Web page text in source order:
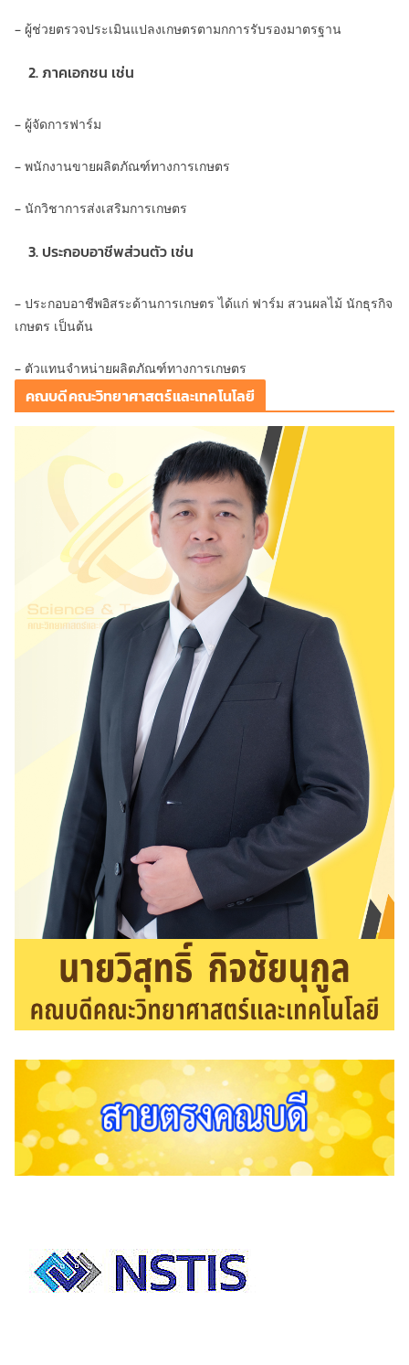
– ผู้ช่วยตรวจประเมินแปลงเกษตรตามกการรับรองมาตรฐาน
ภาคเอกชน เช่น
– ผู้จัดการฟาร์ม
– พนักงานขายผลิตภัณฑ์ทางการเกษตร
– นักวิชาการส่งเสริมการเกษตร
ประกอบอาชีพส่วนตัว เช่น
– ประกอบอาชีพอิสระด้านการเกษตร ได้แก่ ฟาร์ม สวนผลไม้ นักธุรกิจ
เกษตร เป็นต้น
– ตัวแทนจำหน่ายผลิตภัณฑ์ทางการเกษตร
คณบดีคณะวิทยาศาสตร์และเทคโนโลยี